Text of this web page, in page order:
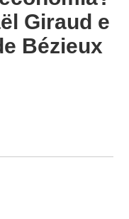
Giraud e
Bézieux